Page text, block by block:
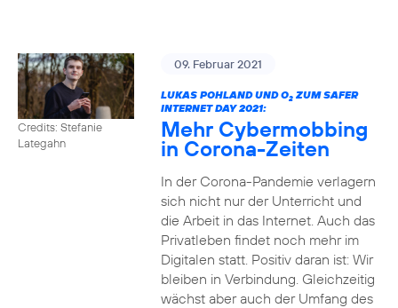
Credits: Stefanie
Lategahn
09. Februar 2021
LUKAS POHLAND UND O2ZUM SAFER
INTERNET DAY 2021:
Mehr Cybermobbing
in Corona-Zeiten
In der Corona-Pandemie verlagern
sich nicht nur der Unterricht und
die Arbeit in das Internet. Auch das
Privatleben findet noch mehr im
Digitalen statt. Positiv daran ist: Wir
bleiben in Verbindung. Gleichzeitig
wächst aber auch der Umfang des